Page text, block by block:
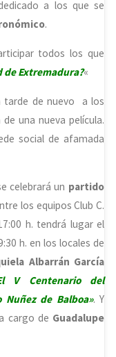
a los que se
.
todos los que
de Extremadura?«
tarde de nuevo a los
una nueva película.
social de afamada
celebrará un partido
los equipos Club C.
h. tendrá lugar el
h. en los locales de
Albarrán García
V Centenario del
Nuñez de Balboa». Y
cargo de Guadalupe